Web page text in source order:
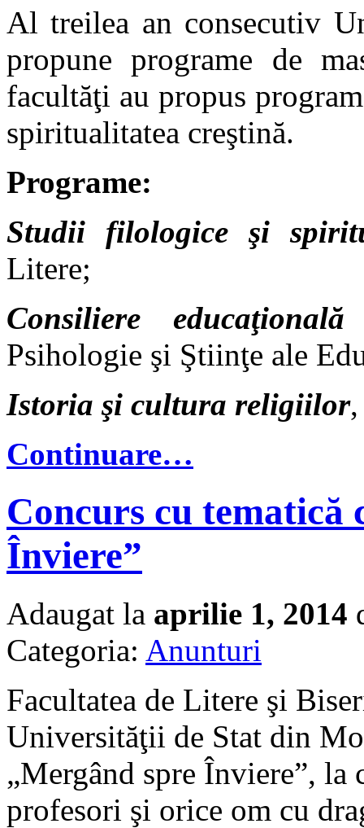
Al treilea an consecutiv
propune programe de
facultăţi au propus
spiritualitatea creştină.
Programe:
Studii filologice şi
Litere;
Consiliere
Psihologie şi Ştiinţe ale
Istoria şi cultura religiilor
Continuare…
Concurs cu tematică
Înviere”
Adaugat la aprilie 1, 2014
Categoria: Anunturi
Facultatea de Litere şi
Universităţii de Stat din
„Mergând spre Înviere”,
profesori şi orice om cu